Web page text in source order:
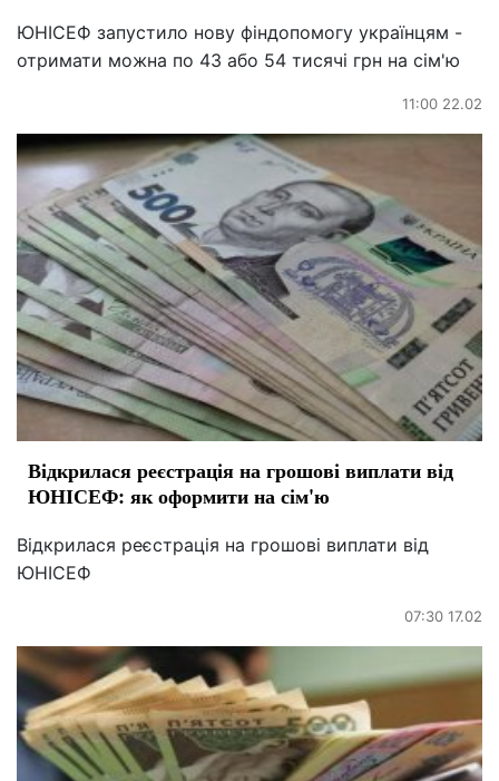
ЮНІСЕФ запустило нову фіндопомогу українцям -
отримати можна по 43 або 54 тисячі грн на сім'ю
11:00 22.02
Відкрилася реєстрація на грошові виплати від
ЮНІСЕФ: як оформити на сім'ю
Відкрилася реєстрація на грошові виплати від
ЮНІСЕФ
07:30 17.02